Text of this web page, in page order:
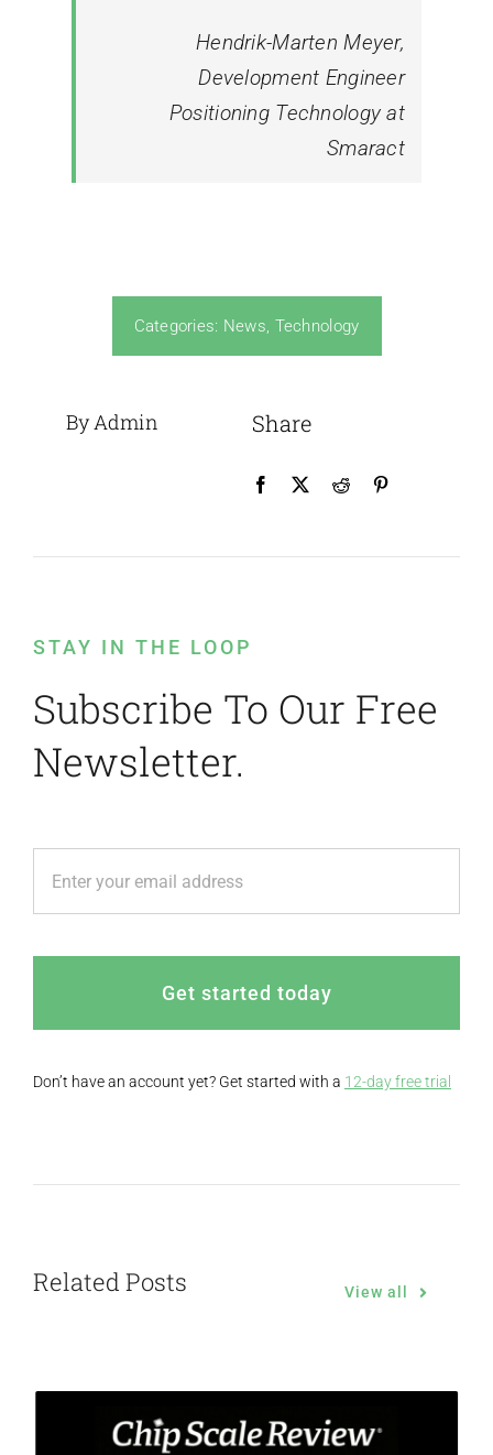
Hendrik-Marten Meyer,
Development Engineer
Positioning Technology at
Smaract
Categories: News, Technology
By Admin Share
STAY IN THE LOOP
Subscribe To Our Free
Newsletter.
Get started today
Don’t have an account yet? Get started with a 12-day free trial
Related Posts View all